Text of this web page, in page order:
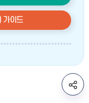
가이드
sns
공